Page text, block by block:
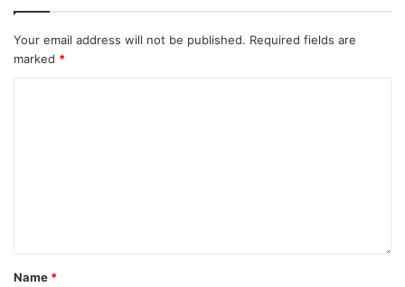
Your email address will not be published. Required fields are
marked *
Name *